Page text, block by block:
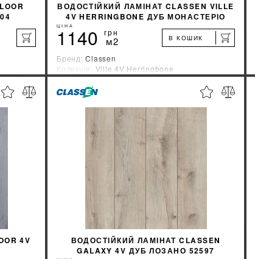
%
ВОДОСТІЙКИЙ ЛАМІНАТ CLASSEN VILLE
4V HERRINGBONE ДУБ МОНАСТЕРІО
ЦІНА
1140 грн
м2 В КОШИК
Бренд:Classen
Колекція: Ville 4V Herringbone
Країна-виробник:Германия
%
КУПИТИ
4V
ВОДОСТІЙКИЙ ЛАМІНАТ CLASSEN
GALAXY 4V ДУБ ЛОЗАНО 52597